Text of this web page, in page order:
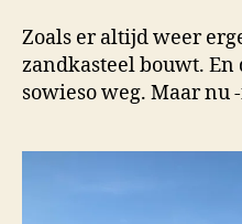
Zoals er altijd weer
zandkasteel bouwt. En
sowieso weg. Maar nu